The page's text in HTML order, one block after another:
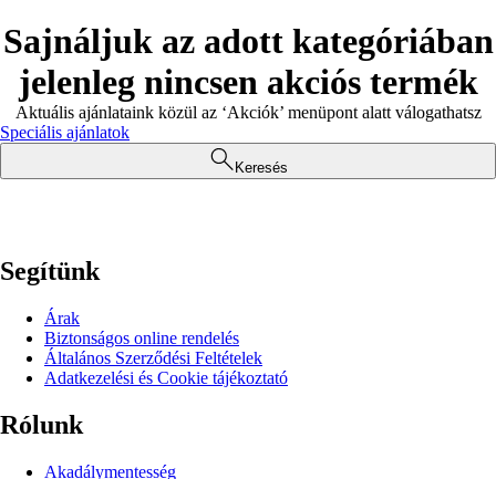
Sajnáljuk az adott kategóriában
jelenleg nincsen akciós termék
Aktuális ajánlataink közül az ‘Akciók’ menüpont alatt válogathatsz
Speciális ajánlatok
Keresés
Segítünk
Árak
Biztonságos online rendelés
Általános Szerződési Feltételek
Adatkezelési és Cookie tájékoztató
Rólunk
Akadálymentesség